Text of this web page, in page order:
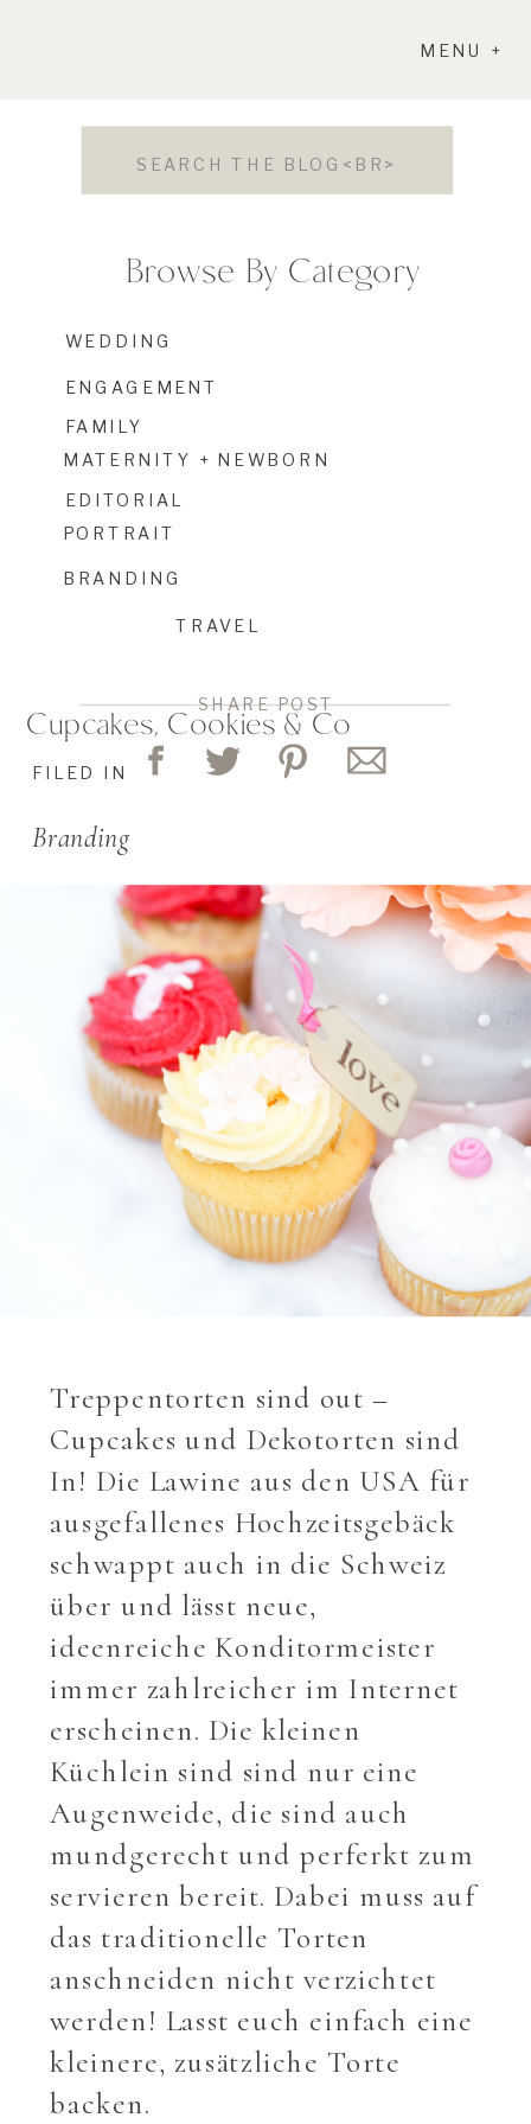
MENU +
FILED IN
Branding
Cupcakes, Cookies & Co
Browse By Category
WEDDING
ENGAGEMENT
FAMILY
MATERNITY + NEWBORN
EDITORIAL
PORTRAIT
TRAVEL
BRANDING
Search
SHARE POST
Treppentorten sind out –
Cupcakes und Dekotorten sind
In! Die Lawine aus den USA für
ausgefallenes Hochzeitsgebäck
schwappt auch in die Schweiz
über und lässt neue,
ideenreiche Konditormeister
immer zahlreicher im Internet
erscheinen. Die kleinen
Küchlein sind sind nur eine
Augenweide, die sind auch
mundgerecht und perferkt zum
servieren bereit. Dabei muss auf
das traditionelle Torten
anschneiden nicht verzichtet
werden! Lasst euch einfach eine
kleinere, zusätzliche Torte
backen.